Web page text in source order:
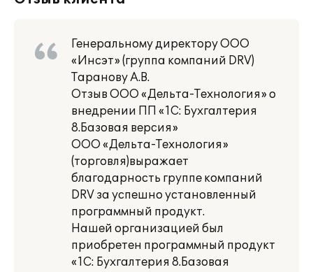
Генеральному директору ООО
«Инсэт» (группа компаний DRV)
Таранову А.В.
Отзыв ООО «Дельта-Технология» о
внедрении ПП «1С: Бухгалтерия
8.Базовая версия»
ООО «Дельта-Технология»
(торговля)выражает
благодарность группе компаний
DRV за успешно установленный
программный продукт.
Нашей организацией был
приобретен программный продукт
«1С: Бухгалтерия 8.Базовая